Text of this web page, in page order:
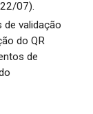
07).
validação
do QR
de